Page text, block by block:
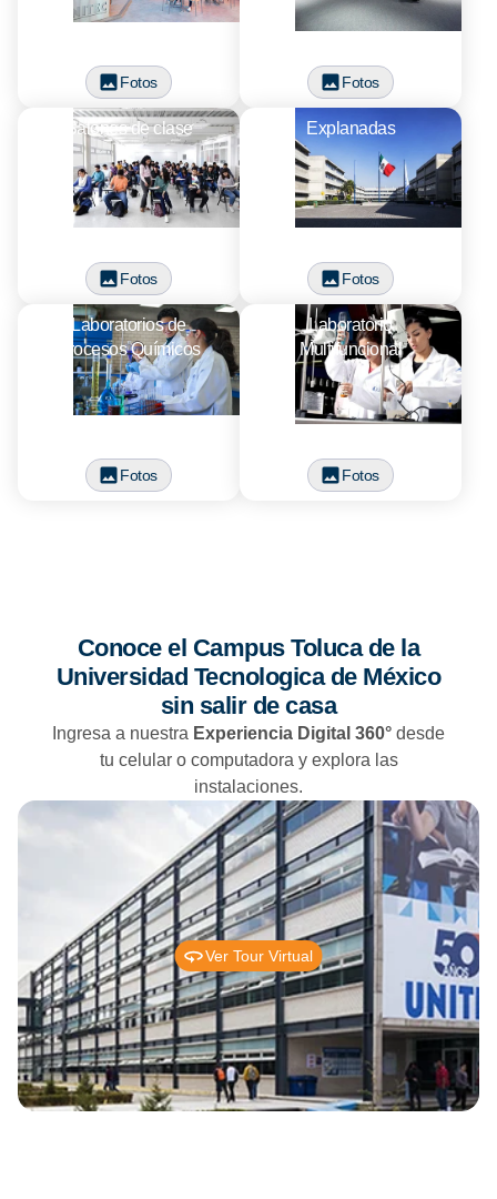
Fotos Fotos
Salones de clase
Fotos
Explanadas
Fotos
Laboratorios de
Procesos Químicos
Fotos
Laboratorio
Multifuncional
Fotos
Conoce el Campus Toluca de la
Universidad Tecnologica de México
sin salir de casa
Ingresa a nuestra Experiencia Digital 360° desde
tu celular o computadora y explora las
instalaciones.
Ver Tour Virtual